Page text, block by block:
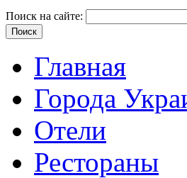
Поиск на сайте:
Главная
Города
Отели
Рестораны